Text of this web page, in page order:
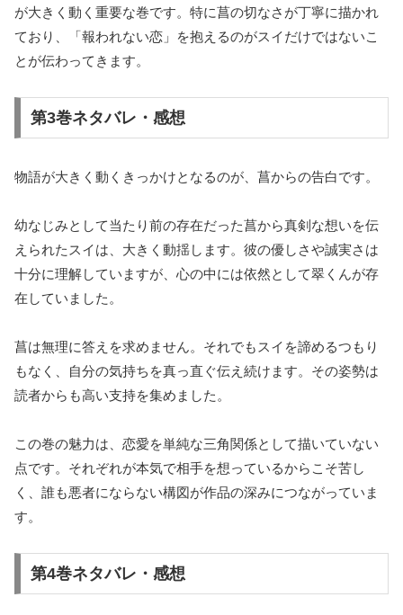
が大きく動く重要な巻です。特に菖の切なさが丁寧に描かれ
ており、「報われない恋」を抱えるのがスイだけではないこ
とが伝わってきます。
第3巻ネタバレ・感想
物語が大きく動くきっかけとなるのが、菖からの告白です。
幼なじみとして当たり前の存在だった菖から真剣な想いを伝
えられたスイは、大きく動揺します。彼の優しさや誠実さは
十分に理解していますが、心の中には依然として翠くんが存
在していました。
菖は無理に答えを求めません。それでもスイを諦めるつもり
もなく、自分の気持ちを真っ直ぐ伝え続けます。その姿勢は
読者からも高い支持を集めました。
この巻の魅力は、恋愛を単純な三角関係として描いていない
点です。それぞれが本気で相手を想っているからこそ苦し
く、誰も悪者にならない構図が作品の深みにつながっていま
す。
第4巻ネタバレ・感想